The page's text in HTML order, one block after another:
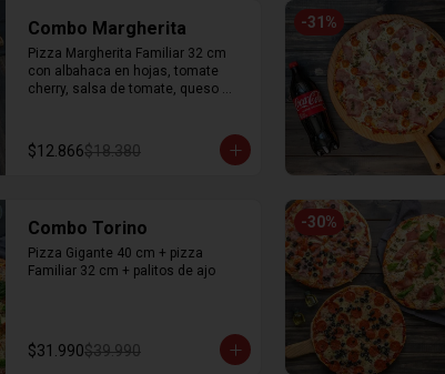
Combo Margherita
Pizza Margherita Familiar 32 cm
con albahaca en hojas, tomate
cherry, salsa de tomate, queso
$12.866$18.380
-31 %
Combo Torino
Pizza Gigante 40 cm + pizza
Familiar 32 cm + palitos de ajo
$31.990$39.990
-30%